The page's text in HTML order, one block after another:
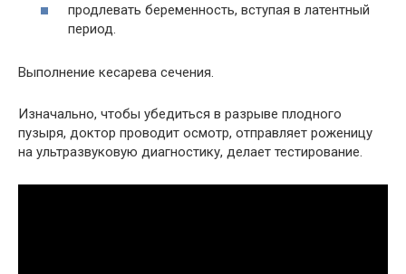
продлевать беременность, вступая в латентный
период.
Выполнение кесарева сечения.
Изначально, чтобы убедиться в разрыве плодного
пузыря, доктор проводит осмотр, отправляет роженицу
на ультразвуковую диагностику, делает тестирование.